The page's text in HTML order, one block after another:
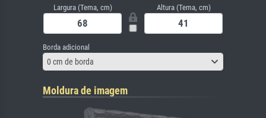
Largura (Tema, cm) Altura (Tema, cm)
Borda adicional
0 cm de borda
Moldura de imagem